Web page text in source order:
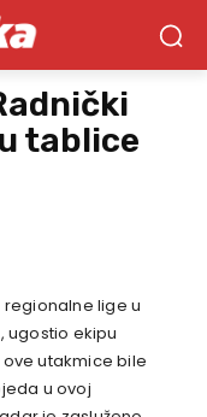
tablice
lige u
ugostio ekipu
utakmice bile
u ovoj